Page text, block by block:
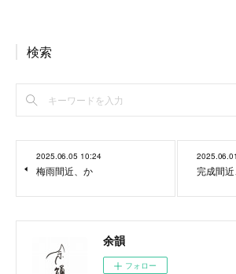
検索
2025.06.05 10:24
梅雨間近、か 完成間近
余韻
フォロー